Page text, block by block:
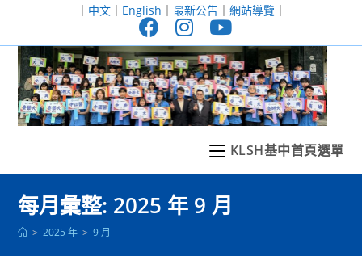
至
｜ 中文｜ English ｜ 最新公告｜ 網站導覽｜
KLSH基中首頁選單
每月彙整: 2025 年 9 月
> 2025 年 > 9 月